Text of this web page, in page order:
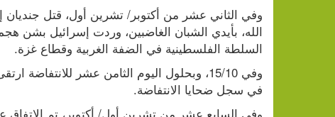
السلطة الفلسطينية في الضفة الغربية وقطاع غزة.
في سجل ضحايا الانتفاضة.